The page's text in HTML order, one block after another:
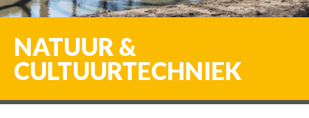
NATUUR &
CULTUURTECHNIEK